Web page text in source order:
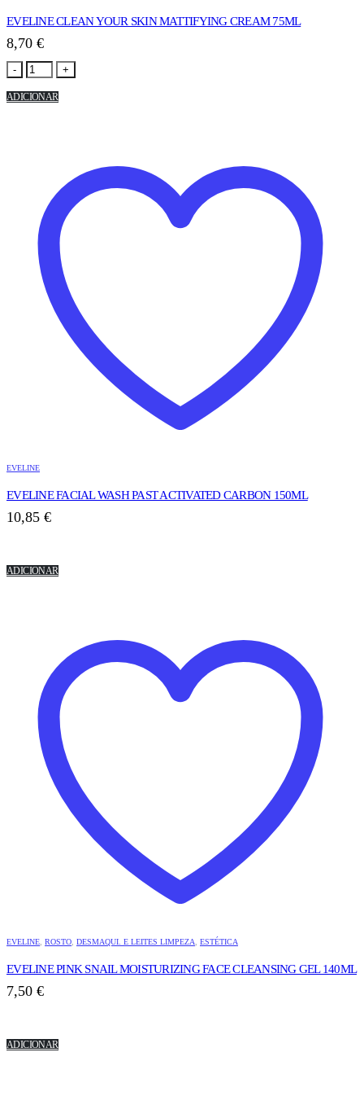
EVELINE CLEAN YOUR SKIN MATTIFYING CREAM 75ML
8,70 €
- +
ADICIONAR
EVELINE
EVELINE FACIAL WASH PAST ACTIVATED CARBON 150ML
10,85 €
ADICIONAR
EVELINE ROSTO DESMAQUI. E LEITES LIMPEZA ESTÉTICA
EVELINE PINK SNAIL MOISTURIZING FACE CLEANSING GEL 140ML
7,50 €
ADICIONAR